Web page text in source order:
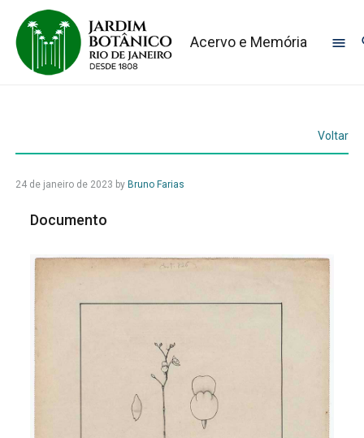
Acervo e Memória
Voltar
24 de janeiro de 2023 by Bruno Farias
Documento